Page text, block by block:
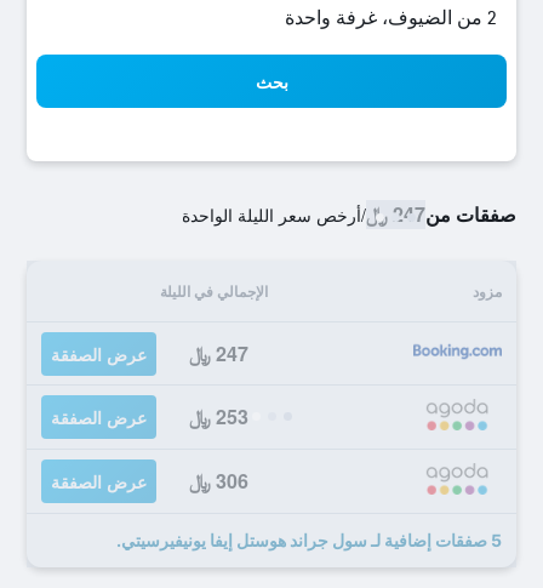
2 من الضيوف، غرفة واحدة
بحث
صفقات من247 ﷼ /أرخص سعر الليلة الواحدة
مزود الإجمالي في الليلة
247 ﷼ عرض الصفقة
253 ﷼ عرض الصفقة
306 ﷼ عرض الصفقة
5 صفقات إضافية لـ سول جراند هوستل إيفا يونيفيرسيتي.